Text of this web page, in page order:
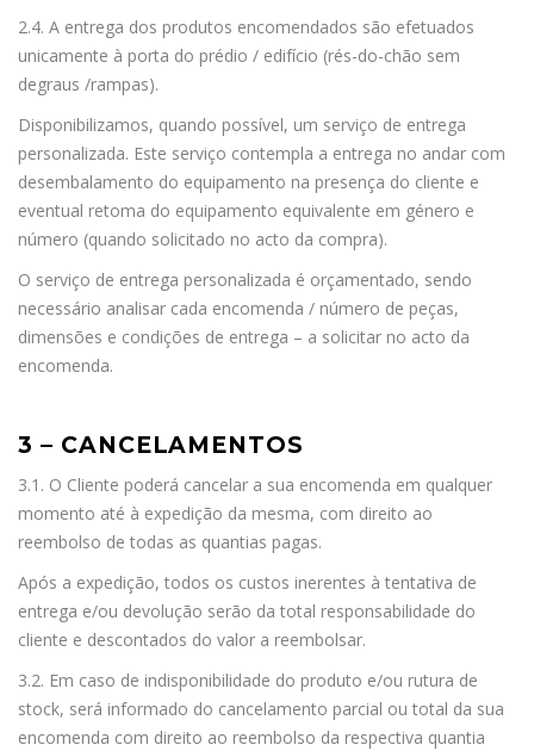
2.4. A entrega dos produtos encomendados são efetuados
unicamente à porta do prédio / edifício (rés-do-chão sem
degraus /rampas).
Disponibilizamos, quando possível, um serviço de entrega
personalizada. Este serviço contempla a entrega no andar com
desembalamento do equipamento na presença do cliente e
eventual retoma do equipamento equivalente em género e
número (quando solicitado no acto da compra).
O serviço de entrega personalizada é orçamentado, sendo
necessário analisar cada encomenda / número de peças,
dimensões e condições de entrega – a solicitar no acto da
encomenda.
3 – CANCELAMENTOS
3.1. O Cliente poderá cancelar a sua encomenda em qualquer
momento até à expedição da mesma, com direito ao
reembolso de todas as quantias pagas.
Após a expedição, todos os custos inerentes à tentativa de
entrega e/ou devolução serão da total responsabilidade do
cliente e descontados do valor a reembolsar.
3.2. Em caso de indisponibilidade do produto e/ou rutura de
stock, será informado do cancelamento parcial ou total da sua
encomenda com direito ao reembolso da respectiva quantia